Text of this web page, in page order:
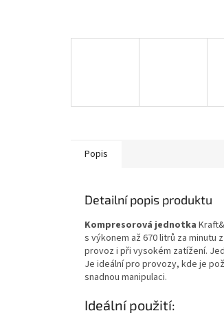
Popis
Detailní popis produktu
Kompresorová jednotka
s výkonem až 670 litrů za minutu
provoz i při vysokém zatížení.
Je ideální pro provozy, kde je
snadnou manipulaci.
Ideální použití: